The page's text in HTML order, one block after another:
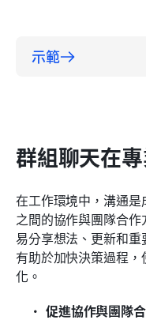
示範
群組聊天在
在工作環境中，溝通
之間的協作與團隊合
易分享想法、更新和
有助於加快決策過程
化。
促進協作與團隊